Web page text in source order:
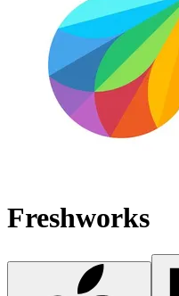
Freshworks